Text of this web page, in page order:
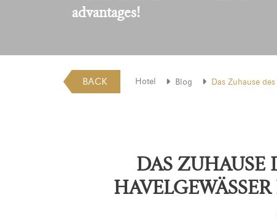
advantages!
BACK Hotel Blog Das Zuhause
DAS ZUHAUSE